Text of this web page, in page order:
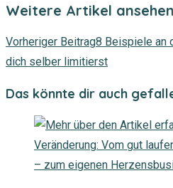
Weitere Artikel ansehen
Vorheriger Beitrag8 Beispiele an
dich selber limitierst
Das könnte dir auch